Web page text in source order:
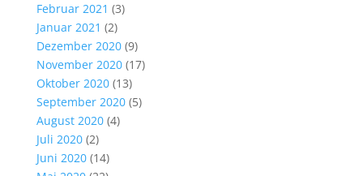
Februar 2021 (3)
Januar 2021 (2)
Dezember 2020(9)
November 2020(17)
Oktober 2020(13)
September 2020(5)
August 2020(4)
Juli 2020(2)
Juni 2020(14)